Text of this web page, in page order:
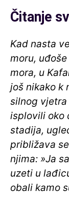
Čitanje
Kad nasta
moru,
mora, u
još nikako k
silnog vjetra
isplovili oko
stadija,
približava
njima: »Ja
uzeti u
obali kamo